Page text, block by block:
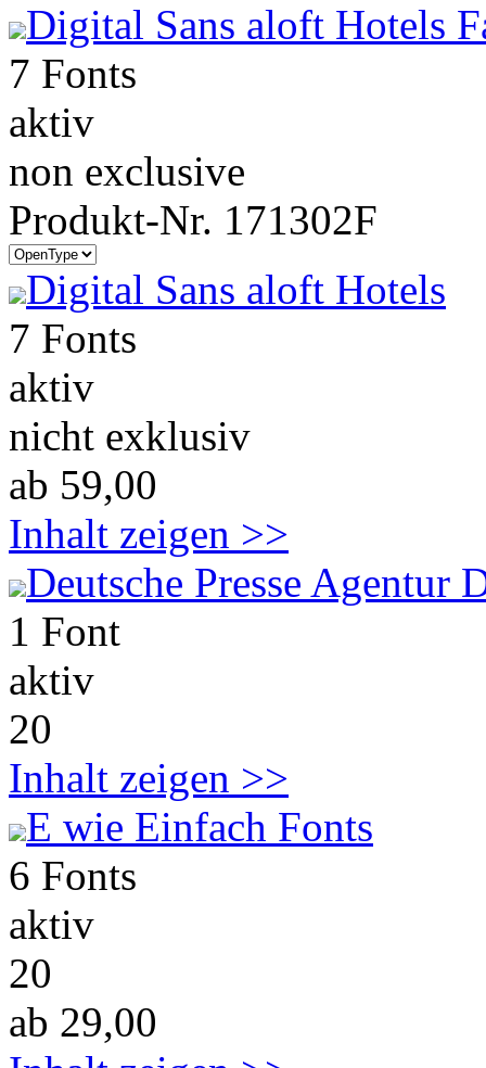
Digital Sans aloft Hotels
7 Fonts
aktiv
non exclusive
Produkt-Nr. 171302F
Digital Sans aloft Hotels
7 Fonts
aktiv
nicht exklusiv
ab 59,00
Inhalt zeigen >>
Deutsche Presse Agentur
1 Font
aktiv
20
Inhalt zeigen >>
E wie Einfach Fonts
6 Fonts
aktiv
20
ab 29,00